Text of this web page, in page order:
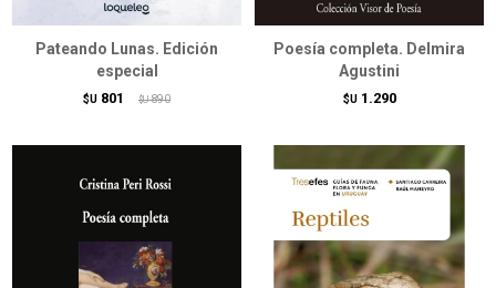
Pateando Lunas. Edición
especial
$U 801 $U 890
Poesía completa. Delmira
Agustini
$U 1.290